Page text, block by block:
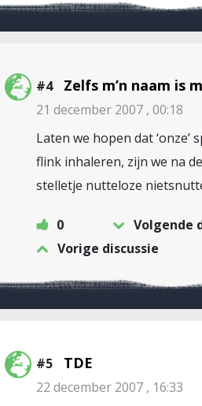
#4 Zelfs m’n naam is
21 december 2007 , 00:18
Laten we hopen dat ‘onze’
flink inhaleren, zijn we na
stelletje nutteloze
0
Volgende
Vorige discussie
#5 TDE
22 december 2007 , 16:33